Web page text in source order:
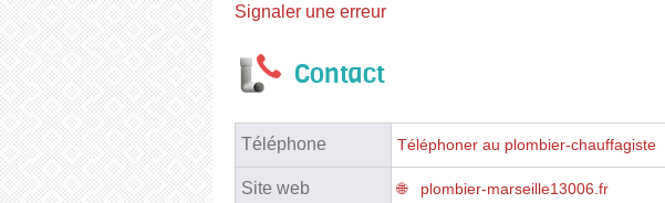
Signaler une erreur
Contact
Téléphone Téléphoner au plombier-chauffagiste
Site web plombier-marseille13006.fr